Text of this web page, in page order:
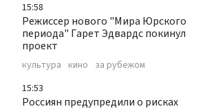
15:58
Режиссер нового "Мира Юрского
периода" Гарет Эдвардс покинул
проект
культура кино за рубежом
15:53
Россиян предупредили о рисках